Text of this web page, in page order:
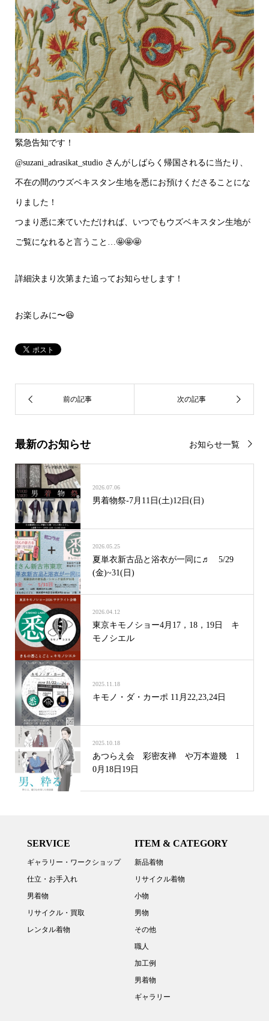
緊急告知です！
@suzani_adrasikat_studio さんがしばらく帰国されるに当たり、
不在の間のウズベキスタン生地を悉にお預けくださることにな
りました！
つまり悉に来ていただければ、いつでもウズベキスタン生地が
ご覧になれると言うこと…🤩🤩🤩
詳細決まり次第また追ってお知らせします！
お楽しみに〜😆
最新のお知らせ お知らせ一覧
2026.07.06
男着物祭-7月11日(土)12日(日)
2026.05.25
夏単衣新古品と浴衣が一同に♬ 5/29
(金)~31(日)
2026.04.12
東京キモノショー4月17，18，19日 キ
モノシエル
2025.11.18
キモノ・ダ・カーポ 11月22,23,24日
2025.10.18
あつらえ会 彩密友禅 や万本遊幾 1
0月18日19日
SERVICE
ギャラリー・ワークショップ
仕立・お手入れ
男着物
リサイクル・買取
レンタル着物
ITEM & CATEGORY
新品着物
リサイクル着物
小物
男物
その他
職人
加工例
男着物
ギャラリー